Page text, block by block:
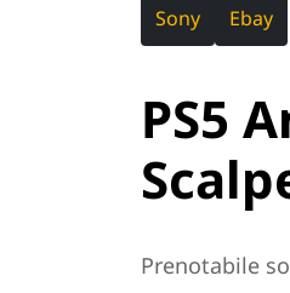
Sony Ebay
PS5
Prenotabile